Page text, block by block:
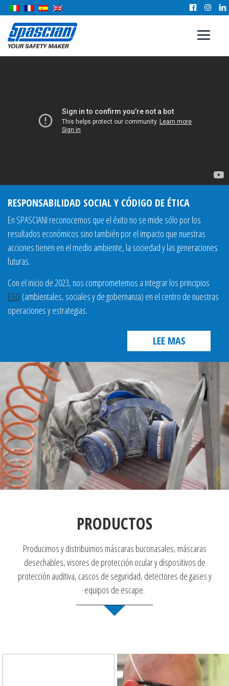
RESPONSABILIDAD SOCIAL Y CÓDIGO DE ÉTICA
En SPASCIANI reconocemos que el éxito no se mide sólo por los
resultados económicos sino también por el impacto que nuestras
acciones tienen en el medio ambiente, la sociedad y las generaciones
futuras.
Con el inicio de 2023, nos comprometemos a integrar los principios
ESG (ambientales, sociales y de gobernanza) en el centro de nuestras
operaciones y estrategias.
LEE MAS
PRODUCTOS
Producimos y distribuimos máscaras buconasales, máscaras
desechables, visores de protección ocular y dispositivos de
protección auditiva, cascos de seguridad, detectores de gases y
equipos de escape.